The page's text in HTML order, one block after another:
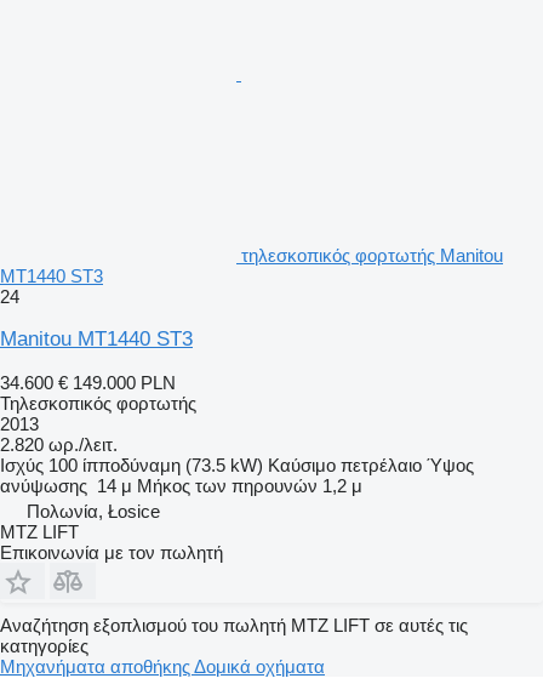
τηλεσκοπικός φορτωτής Manitou
MT1440 ST3
24
Manitou MT1440 ST3
34.600 € 149.000 PLN
Τηλεσκοπικός φορτωτής
2013
2.820 ωρ./λειτ.
Ισχύς 100 ίπποδύναμη (73.5 kW) Καύσιμο πετρέλαιο Ύψος
ανύψωσης 14 μ Μήκος των πηρουνών 1,2 μ
Πολωνία, Łosice
MTZ LIFT
Επικοινωνία με τον πωλητή
Αναζήτηση εξοπλισμού του πωλητή MTZ LIFT σε αυτές τις
κατηγορίες
Μηχανήματα αποθήκηςΔομικά οχήματα